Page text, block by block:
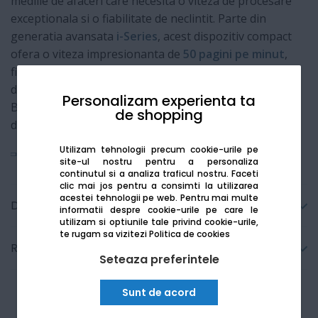
Personalizam experienta ta
de shopping
Utilizam tehnologii precum cookie-urile pe
site-ul nostru pentru a personaliza
continutul si a analiza traficul nostru. Faceti
clic mai jos pentru a consimti la utilizarea
acestei tehnologii pe web. Pentru mai multe
informatii despre cookie-urile pe care le
utilizam si optiunile tale privind cookie-urile,
te rugam sa viziteziPolitica de cookies
Seteaza preferintele
Sunt de acord
exceptionala si o fiabilitate de neclintit. Parte din
generatia avansata i-Series, acest dispozitiv compact
ofera o viteza impresionanta de 50 pagini pe minut,
fiind ideal pentru grupuri de lucru dinamice. Cu un
design ergonomic si functii de securitate de ultima ora,
Bizhub 5001i asigura o gestionare fluida a
documentelor cu costuri minime de exploatare.
Vezi mai mult
Detalii tehnice
Recenzii